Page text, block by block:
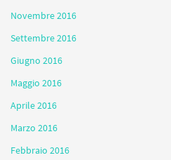
Novembre 2016
Settembre 2016
Giugno 2016
Maggio 2016
Aprile 2016
Marzo 2016
Febbraio 2016